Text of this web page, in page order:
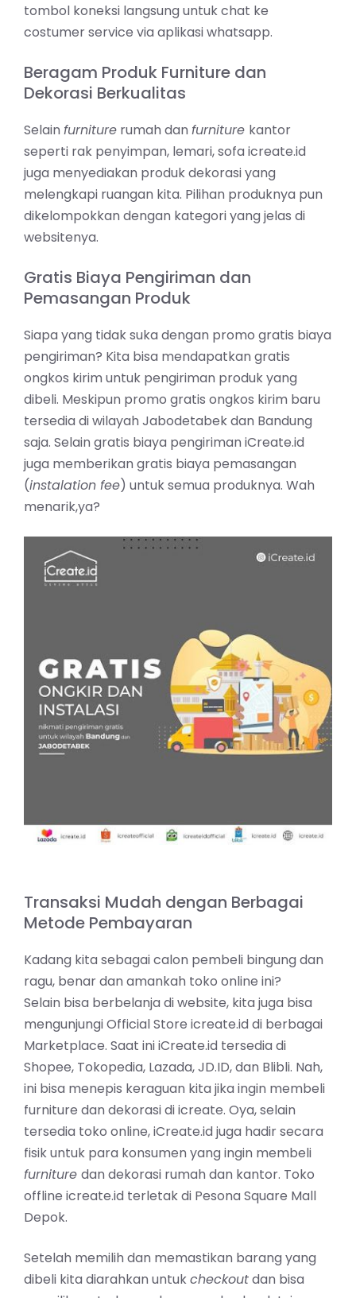
tombol koneksi langsung untuk chat ke
costumer service via aplikasi whatsapp.
Beragam Produk Furniture dan
Dekorasi Berkualitas
Selain furniture rumah dan furniture kantor
seperti rak penyimpan, lemari, sofa icreate.id
juga menyediakan produk dekorasi yang
melengkapi ruangan kita. Pilihan produknya pun
dikelompokkan dengan kategori yang jelas di
websitenya.
Gratis Biaya Pengiriman dan
Pemasangan Produk
Siapa yang tidak suka dengan promo gratis biaya
pengiriman? Kita bisa mendapatkan gratis
ongkos kirim untuk pengiriman produk yang
dibeli. Meskipun promo gratis ongkos kirim baru
tersedia di wilayah Jabodetabek dan Bandung
saja. Selain gratis biaya pengiriman iCreate.id
juga memberikan gratis biaya pemasangan
(instalation fee) untuk semua produknya. Wah
menarik,ya?
Transaksi Mudah dengan Berbagai
Metode Pembayaran
Kadang kita sebagai calon pembeli bingung dan
ragu, benar dan amankah toko online ini?
Selain bisa berbelanja di website, kita juga bisa
mengunjungi Official Store icreate.id di berbagai
Marketplace. Saat ini iCreate.id tersedia di
Shopee, Tokopedia, Lazada, JD.ID, dan Blibli. Nah,
ini bisa menepis keraguan kita jika ingin membeli
furniture dan dekorasi di icreate. Oya, selain
tersedia toko online, iCreate.id juga hadir secara
fisik untuk para konsumen yang ingin membeli
furniture dan dekorasi rumah dan kantor. Toko
offline icreate.id terletak di Pesona Square Mall
Depok.
Setelah memilih dan memastikan barang yang
dibeli kita diarahkan untukcheckoutdan bisa